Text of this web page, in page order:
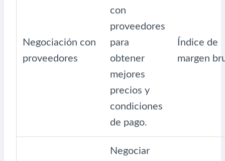
Negociación con
proveedores
con
proveedores
para
obtener
mejores
precios y
condiciones
de pago.
Índice de
margen
Negociar